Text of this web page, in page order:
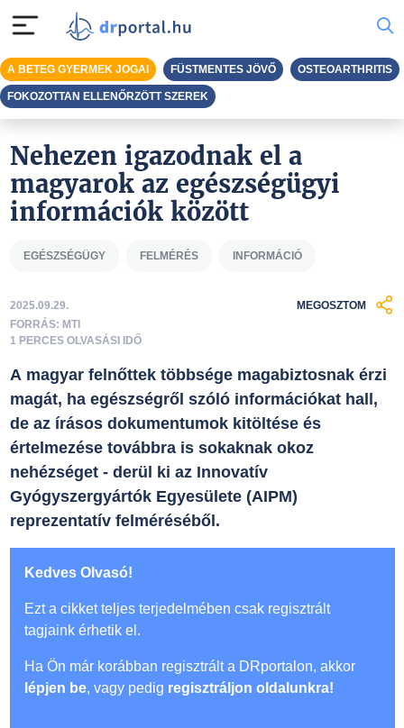
Nehezen igazodnak el a
magyarok az egészségügyi
információk között
EGÉSZSÉGÜGY FELMÉRÉS INFORMÁCIÓ
2025.09.29.
FORRÁS: MTI
1 PERCES OLVASÁSI IDŐ
MEGOSZTOM
A magyar felnőttek többsége magabiztosnak érzi
magát, ha egészségről szóló információkat hall,
de az írásos dokumentumok kitöltése és
értelmezése továbbra is sokaknak okoz
nehézséget - derül ki az Innovatív
Gyógyszergyártók Egyesülete (AIPM)
reprezentatív felméréséből.
Kedves Olvasó!
Ezt a cikket teljes terjedelmében csak regisztrált
tagjaink érhetik el.
Ha Ön már korábban regisztrált a DRportalon, akkor
lépjen be, vagy pedig regisztráljon oldalunkra!
A BETEG GYERMEK JOGAI FÜSTMENTES JÖVŐ OSTEOARTHRITIS
FOKOZOTTAN ELLENŐRZÖTT SZEREK